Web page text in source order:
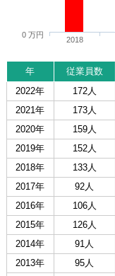
2018
0 万円
年 従業員数
2022年
172人
2021年
173人
2020年
159人
2019年
152人
2018年
133人
2017年
92人
2016年
106人
2015年
126人
2014年
91人
2013年
95人